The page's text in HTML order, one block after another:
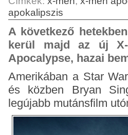
apokalipszis
A következő
kerül majd az új X-
Apocalypse, hazai
Amerikában a Star
és közben Bryan
legújabb mutánsfilm